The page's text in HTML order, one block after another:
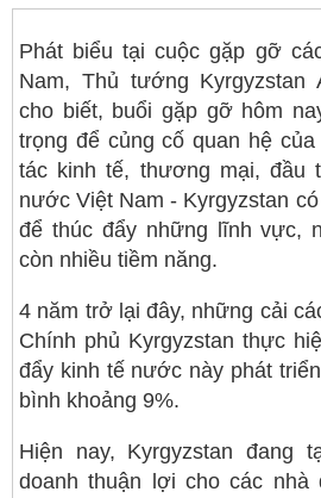
Phát biểu tại cuộc gặp gỡ
Nam, Thủ tướng Kyrgyzstan
cho biết, buổi gặp gỡ hôm
trọng để củng cố quan hệ
tác kinh tế, thương mại, đầu
nước Việt Nam - Kyrgyzstan
để thúc đẩy những lĩnh vực,
còn nhiều tiềm năng.
4 năm trở lại đây, những cải
Chính phủ Kyrgyzstan thực
đẩy kinh tế nước này phát
bình khoảng 9%.
Hiện nay, Kyrgyzstan đang
doanh thuận lợi cho các